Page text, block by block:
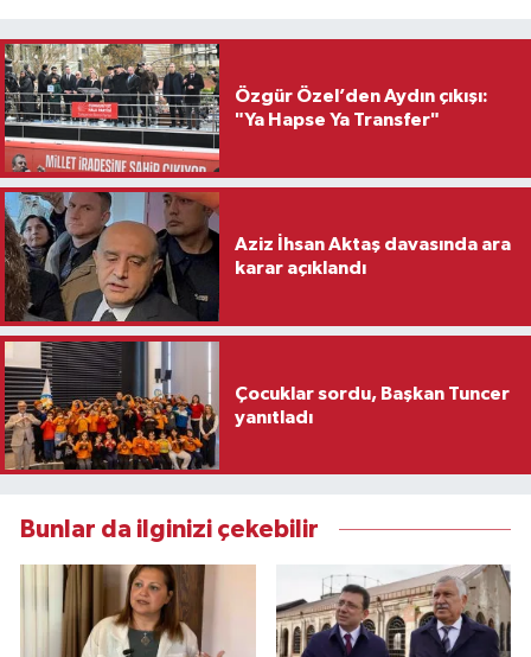
Özgür Özel’den Aydın çıkışı:
"Ya Hapse Ya Transfer"
Aziz İhsan Aktaş davasında ara
karar açıklandı
Çocuklar sordu, Başkan Tuncer
yanıtladı
Bunlar da ilginizi çekebilir